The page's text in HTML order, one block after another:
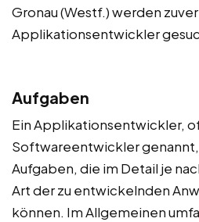
Gronau (Westf.) werden
Applikationsentwickler
Aufgaben
Ein Applikationsentwickler,
Softwareentwickler genannt,
Aufgaben, die im Detail je
Art der zu entwickelnden
können. Im Allgemeinen